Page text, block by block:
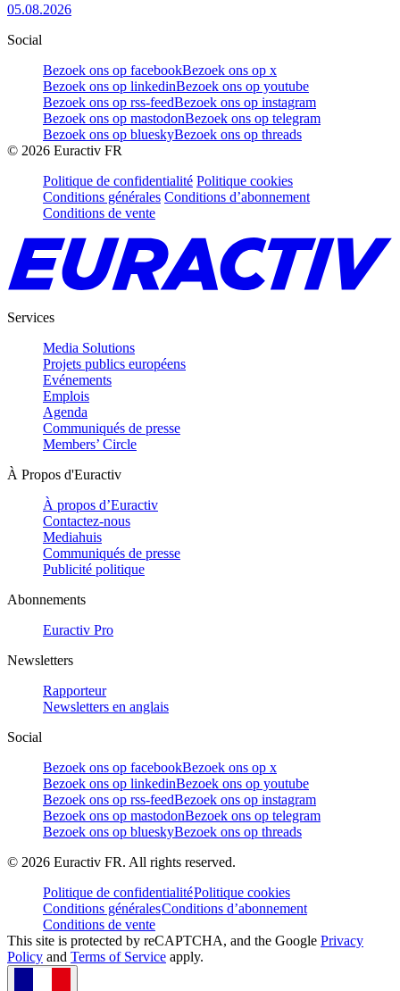
05.08.2026
Social
Bezoek ons op facebookBezoek ons op x
Bezoek ons op linkedinBezoek ons op youtube
Bezoek ons op rss-feedBezoek ons op instagram
Bezoek ons op mastodonBezoek ons op telegram
Bezoek ons op blueskyBezoek ons op threads
© 2026 Euractiv FR
Politique de confidentialité Politique cookies
Conditions générales Conditions d’abonnement
Conditions de vente
Services
Media Solutions
Projets publics européens
Evénements
Emplois
Agenda
Communiqués de presse
Members’ Circle
À Propos d'Euractiv
À propos d’Euractiv
Contactez-nous
Mediahuis
Communiqués de presse
Publicité politique
Abonnements
Euractiv Pro
Newsletters
Rapporteur
Newsletters en anglais
Social
Bezoek ons op facebookBezoek ons op x
Bezoek ons op linkedinBezoek ons op youtube
Bezoek ons op rss-feedBezoek ons op instagram
Bezoek ons op mastodonBezoek ons op telegram
Bezoek ons op blueskyBezoek ons op threads
© 2026 Euractiv FR. All rights reserved.
Politique de confidentialitéPolitique cookies
Conditions généralesConditions d’abonnement
Conditions de vente
This site is protected by reCAPTCHA, and the Google Privacy
Policy and Terms of Service apply.